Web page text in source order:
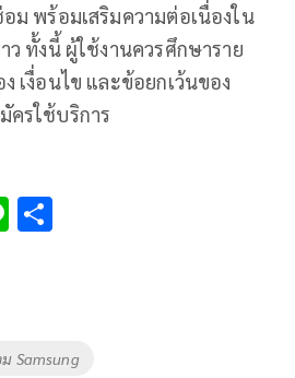
ม พร้อมเสริมความต่อเนื่องใน
ว ทั้งนี้ ผู้ใช้งานควรศึกษาราย
เงื่อนไข และข้อยกเว้นของ
ครใช้บริการ
Li
Samsung